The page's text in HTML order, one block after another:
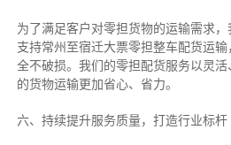
为了满足客户对零担货物的运输需求，
支持常州至宿迁大票零担整车配货运
全不破损。我们的零担配货服务以灵
的货物运输更加省心、省力。
六、持续提升服务质量，打造行业标杆